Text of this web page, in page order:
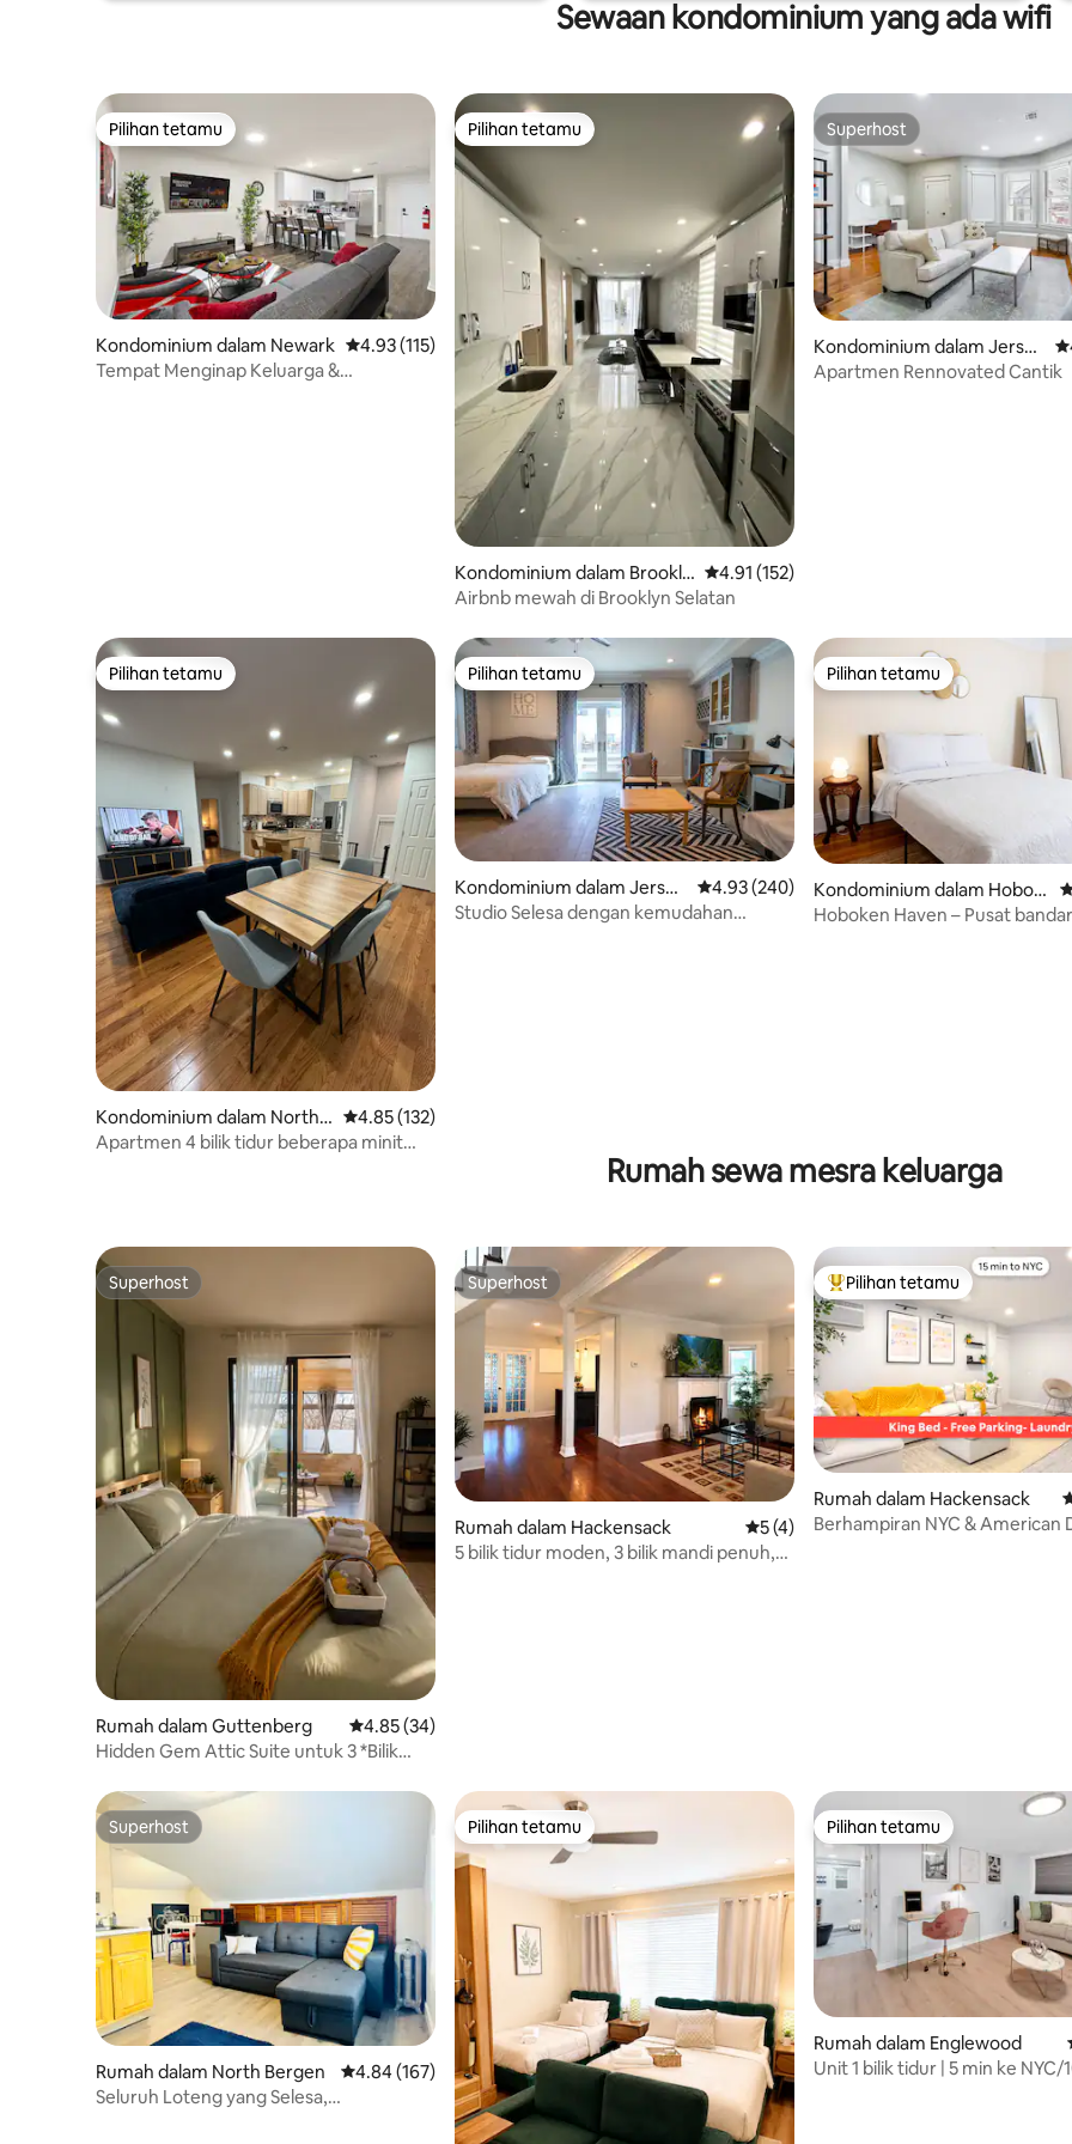
Sewaan kondominium yang ada wifi
Pilihan tetamu
Pilihan tetamu
Kondominium dalam Newark Penarafan purata 4.93 daripada 5, 115 ulasan
4.93 (115)
Tempat Menginap Keluarga &
Pilihan tetamu
Pilihan tetamu
Kondominium dalam Brookly
n
Penarafan purata 4.91 daripada 5, 152 ulasan
4.91 (152)
Airbnb mewah di Brooklyn Selatan
Superhost
Superhost
Kondominium dalam Jersey
City
Apartmen Rennovated Cantik
Pilihan tetamu
Pilihan tetamu
Kondominium dalam North B
ergen
Penarafan purata 4.85 daripada 5, 132 ulasan
4.85 (132)
Apartmen 4 bilik tidur beberapa minit
Pilihan tetamu
Pilihan tetamu
Kondominium dalam Jersey
City
Penarafan purata 4.93 daripada 5, 240 ulasan
4.93 (240)
Studio Selesa dengan kemudahan
Pilihan tetamu
Pilihan tetamu
Kondominium dalam Hobok
en
Hoboken Haven – Pusat
Rumah sewa mesra keluarga
Superhost
Superhost
Rumah dalam Guttenberg Penarafan purata 4.85 daripada 5, 34 ulasan
4.85 (34)
Hidden Gem Attic Suite untuk 3 *Bilik
Superhost
Superhost
Rumah dalam Hackensack Penarafan purata 5 daripada 5, 4 ulasan
5 (4)
5 bilik tidur moden, 3 bilik mandi penuh,
Pilihan utama tetamu
Pilihan tetamu
Rumah dalam Hackensack
Berhampiran NYC & American
Superhost
Superhost
Rumah dalam North Bergen Penarafan purata 4.84 daripada 5, 167 ulasan
4.84 (167)
Seluruh Loteng yang Selesa,
Pilihan tetamu
Pilihan tetamu Pilihan tetamu
Pilihan tetamu
Rumah dalam Englewood
Unit 1 bilik tidur | 5 min ke NYC/